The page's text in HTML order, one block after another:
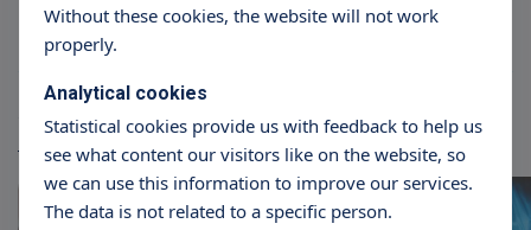
Articles
More articles
Without these cookies, the website will not work
properly.
Analytical cookies
Statistical cookies provide us with feedback to help us
see what content our visitors like on the website, so
we can use this information to improve our services.
The data is not related to a specific person.